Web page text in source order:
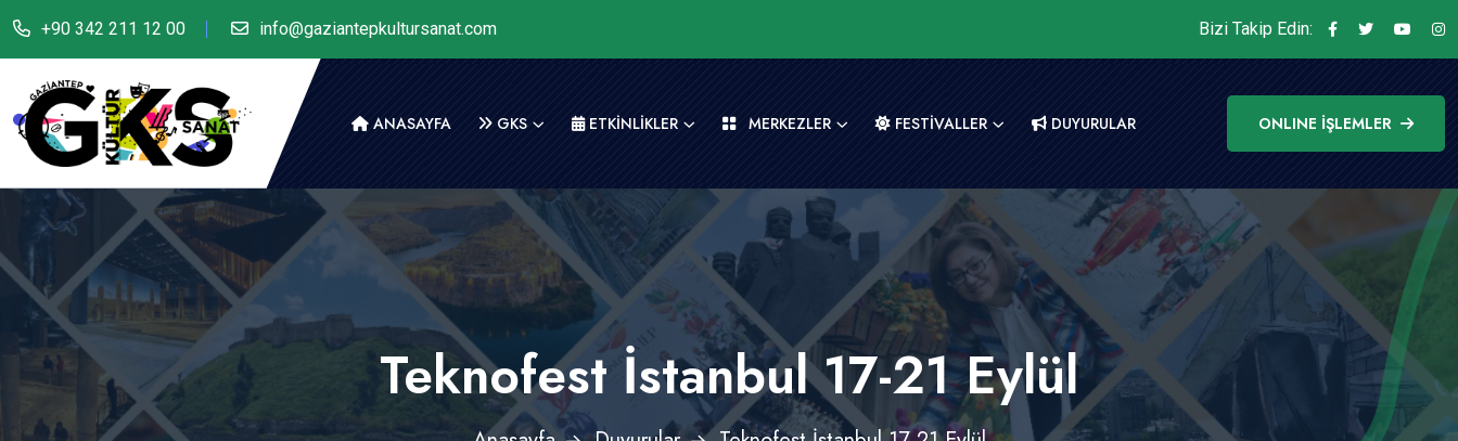
+90 342 211 12 00 info@gaziantepkultursanat.com Bizi Takip Edin:
ANASAYFA GKS ETKİNLİKLER MERKEZLER FESTİVALLER DUYURULAR ONLINE İŞLEMLER
Teknofest İstanbul 17-21 Eylül